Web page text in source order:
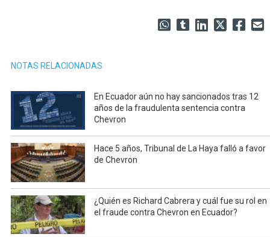
NOTAS RELACIONADAS
En Ecuador aún no hay sancionados tras 12
años de la fraudulenta sentencia contra
Chevron
Hace 5 años, Tribunal de La Haya falló a favor
de Chevron
¿Quién es Richard Cabrera y cuál fue su rol en
el fraude contra Chevron en Ecuador?